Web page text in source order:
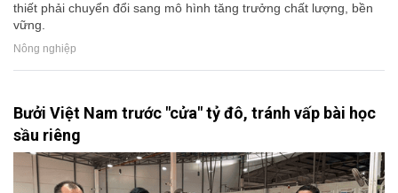
thiết phải chuyển đổi sang mô hình tăng trưởng chất lượng, bền
vững.
Nông nghiệp
Bưởi Việt Nam trước "cửa" tỷ đô, tránh vấp bài học
sầu riêng